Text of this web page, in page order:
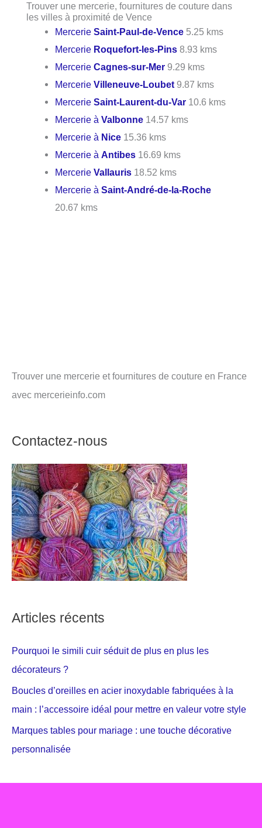
Trouver une mercerie, fournitures de couture dans
les villes à proximité de Vence
MercerieSaint-Paul-de-Vence 5.25 kms
Mercerie Roquefort-les-Pins 8.93 kms
MercerieCagnes-sur-Mer 9.29 kms
MercerieVilleneuve-Loubet 9.87 kms
MercerieSaint-Laurent-du-Var 10.6 kms
Mercerie àValbonne 14.57 kms
Mercerie à Nice 15.36 kms
Mercerie àAntibes 16.69 kms
MercerieVallauris 18.52 kms
Mercerie àSaint-André-de-la-Roche
20.67 kms
Trouver une mercerie et fournitures de couture en France
avec mercerieinfo.com
Contactez-nous
Articles récents
Pourquoi le simili cuir séduit de plus en plus les
décorateurs ?
Boucles d’oreilles en acier inoxydable fabriquées à la
main : l’accessoire idéal pour mettre en valeur votre style
Marques tables pour mariage : une touche décorative
personnalisée